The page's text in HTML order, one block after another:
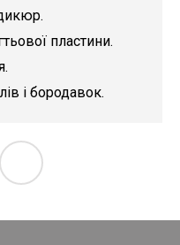
пластини.
і бородавок.